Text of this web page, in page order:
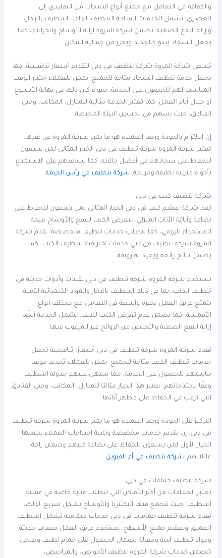
والكفاءة في التعامل مع جميع أنواع السجاد، من التقليدي إلى
العصري. تشمل الخدمات المتاحة التنظيف الجاف، التنظيف بالبخار،
وإزالة البقع الصعبة. تضمن شركة المروة إزالة الأوساخ والجراثيم، كما
يجعل السجاد يبدو كالجديد ويعزز من جمالية المكان.
تسعى شركة المروة شركة تنظيف في دبي لتقديم أسعار تنافسية، كما
يجعل خدمة تنظيف السجاد متاحة للجميع. يمكن للعملاء اختيار الوقت
المناسب لهم للحصول على الخدمة، سواء كان ذلك في نهاية الأسبوع
أو خلال أيام العمل. كما تعتبر الخدمة مثالية للمنازل، المكاتب، وحتى
الفنادق، حيث تسهم في تحسين البيئة المحيطة.
إن الالتزام بالجودة ورضا العملاء هو ما يميز شركة المروة عن غيرها.
تعتبر شركة المروة شركة تنظيف في دبي الخيار المثالي لمن يسعون
للحفاظ على سجادهم في أفضل حالاته، كما يساعدهم على الاستمتاع
بأجواء منزلية نظيفة ومريحة. شركة تنظيف في رأس الخيمة
شركة تنظيف كنب في دبي
تعد شركة تعقيم كنب في دبي الخيار المثالي لمن يسعون للحفاظ على
نظافة وأناقة الأثاث المنزلي. يتعرض الكنب للبقع والأوساخ نتيجة
الاستخدام اليومي، كما يتطلب خدمات تنظيف متخصصة. تقدم شركة
المروة شركة تنظيف في دبي خدمات احترافية لتنظيف الكنب، كما
يضمن نتائج رائعة ويعيد له رونقه.
تستخدم شركة المروة شركة تنظيف في دبي تقنيات وأدوات حديثة في
تنظيف الكنب، بما في ذلك التنظيف بالبخار والمواد الكيميائية الآمنة.
يتمتع فريق العمل بخبرة واسعة في التعامل مع مختلف أنواع
الأقمشة، كما يضمن عدم تعرض الكنب للتلف. تشمل الخدمة أيضًا
إزالة البقع الصعبة والتخلص من الروائح غير المرغوب فيها.
تقدم شركة المروة شركة تنظيف في دبي أسعارًا تنافسية تجعل
خدمات تنظيف الكنب متاحة للجميع. يمكن للعملاء تحديد موعد
يناسبهم للحصول على الخدمة، مما يسهل عليهم جدولة التنظيف
وفقًا لاحتياجاتهم. يعتبر هذا الخيار مثاليًا للمنازل، المكاتب، وحتى الفنادق
التي ترغب في الحفاظ على مظهر أثاثها.
التركيز على الجودة ورضا العملاء هو ما يميز شركة المروة شركة تنظيف
في دبي. إن تقديم خدمات مخصصة وتلبية احتياجات العملاء يجعلها
الخيار الأول لمن يسعون للحفاظ على نظافة كنبهم وضمان راحة
عائلاتهم. شركة تنظيف في أم القيوين
شركة تنظيف حمامات في دبي
تعتبر الحمامات من أكثر الأماكن التي تتطلب عناية خاصة في عملية
التنظيف، حيث تتجمع فيها البكتيريا والأوساخ بشكل سريع. لذلك،
تقدم شركة تنظيف حمامات في دبي خدمات متكاملة تشمل التنظيف
العميق وتعقيم جميع الأسطح. يستخدم فريق العمل معدات حديثة
ومواد تنظيف آمنة وفعالة لضمان الحصول على حمام نظيف وصحي.
تتضمن خدمات شركة المروة تنظيف الأحواض، والمراحيض،